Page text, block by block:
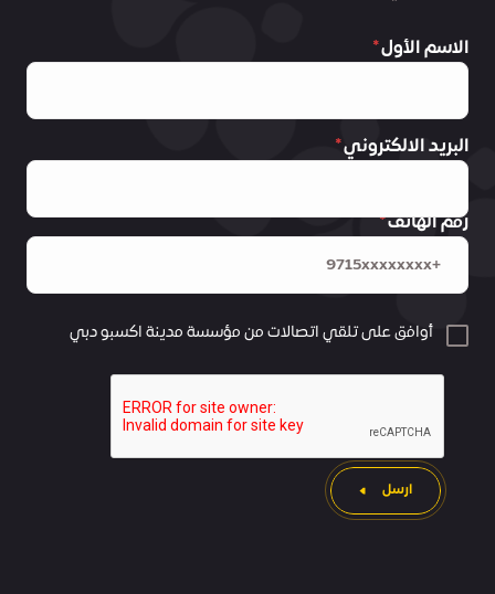
الاسم الأول
البريد الالكتروني
رقم الهاتف
أوافق على تلقي اتصالات من مؤسسة مدينة اكسبو دبي
ارسل